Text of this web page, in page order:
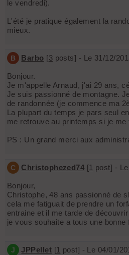
le vendredi).
L'été je pratique également la
mieux.
B Barbo [3 posts] - Le 31/12/
Bonjour.
Je m'appelle Arnaud, j'ai 29 ans,
Je suis passionné de montagne.
de randonnée (je commence ma
La plupart du temps je pars seul
me retrouve au printemps si je
PS : Un grand merci aux
C Christophezed74 [1 post] -
Bonjour,
Christophe, 48 ans passionné de
cela me fatiguait de prendre un
entraine et il me tarde de
je vous souhaite a tous une
J JPPellet [1 post] - Le 04/01/